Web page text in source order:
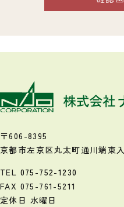
〒606-8395
京都市左京区丸太町通川端東入
TEL 075-752-1230
FAX 075-761-5211
定休日 水曜日